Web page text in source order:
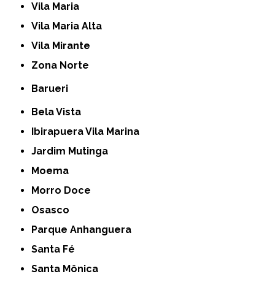
Vila Maria
Vila Maria Alta
Vila Mirante
Zona Norte
Barueri
Bela Vista
Ibirapuera Vila Marina
Jardim Mutinga
Moema
Morro Doce
Osasco
Parque Anhanguera
Santa Fé
Santa Mônica